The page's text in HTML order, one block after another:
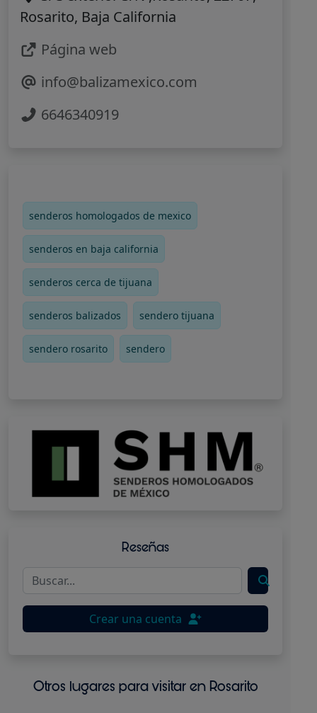
Rosarito, Baja California
Página web
info@balizamexico.com
6646340919
senderos homologados de mexico
senderos en baja california
senderos cerca de tijuana
senderos balizados sendero tijuana
sendero rosarito sendero
Reseñas
Crear una cuenta
Otros lugares para visitar en Rosarito